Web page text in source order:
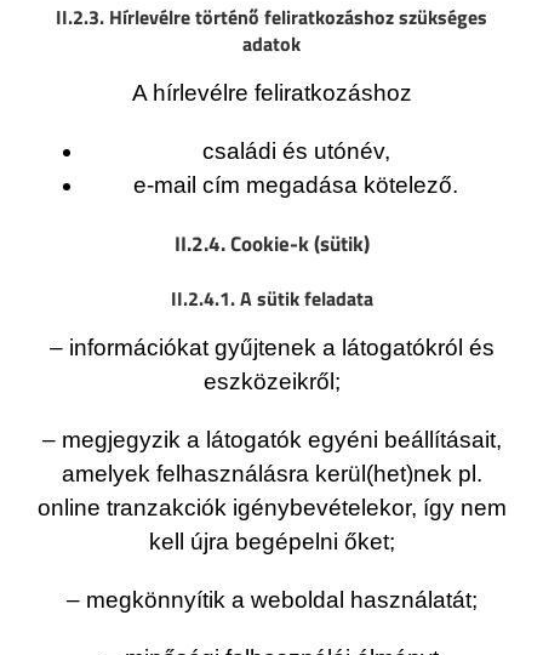
II.2.3. Hírlevélre történő feliratkozáshoz szükséges
adatok
A hírlevélre feliratkozáshoz
családi és utónév,
e-mail cím megadása kötelező.
II.2.4. Cookie-k (sütik)
II.2.4.1. A sütik feladata
– információkat gyűjtenek a látogatókról és
eszközeikről;
– megjegyzik a látogatók egyéni beállításait,
amelyek felhasználásra kerül(het)nek pl.
online tranzakciók igénybevételekor, így nem
kell újra begépelni őket;
– megkönnyítik a weboldal használatát;